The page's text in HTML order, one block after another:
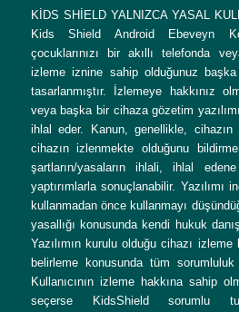
KİDS SHİELD YALNIZCA YASAL
Kids Shield Android Ebeveyn
çocuklarınızı bir akıllı telefonda
izleme iznine sahip olduğunuz
tasarlanmıştır. İzlemeye hakkınız
veya başka bir cihaza gözetim
ihlal eder. Kanun, genellikle, cihazın
cihazın izlenmekte olduğunu
şartların/yasaların ihlali, ihlal
yaptırımlarla sonuçlanabilir. Yazılımı
kullanmadan önce kullanmayı
yasallığı konusunda kendi hukuk
Yazılımın kurulu olduğu cihazı
belirleme konusunda tüm
Kullanıcının izleme hakkına sahip
seçerse KidsShield sorumlu